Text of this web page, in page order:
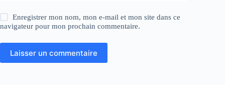
Enregistrer mon nom, mon e-mail et mon site dans ce
navigateur pour mon prochain commentaire.
Laisser un commentaire